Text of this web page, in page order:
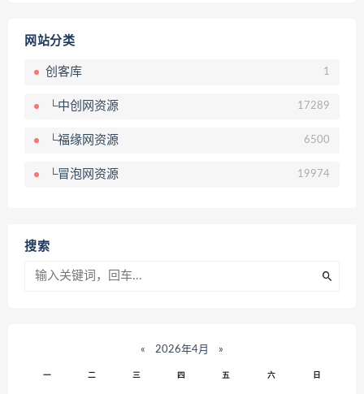
网站分类
创客库 1
└中创网资源 17289
└福缘网资源 6500
└冒泡网资源 19974
搜索
« 2026年4月 »
一 二 三 四 五 六 日